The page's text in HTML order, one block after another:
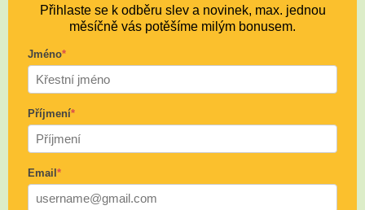
Přihlaste se k odběru slev a novinek, max. jednou
měsíčně vás potěšíme milým bonusem.
Jméno*
Příjmení*
Email *